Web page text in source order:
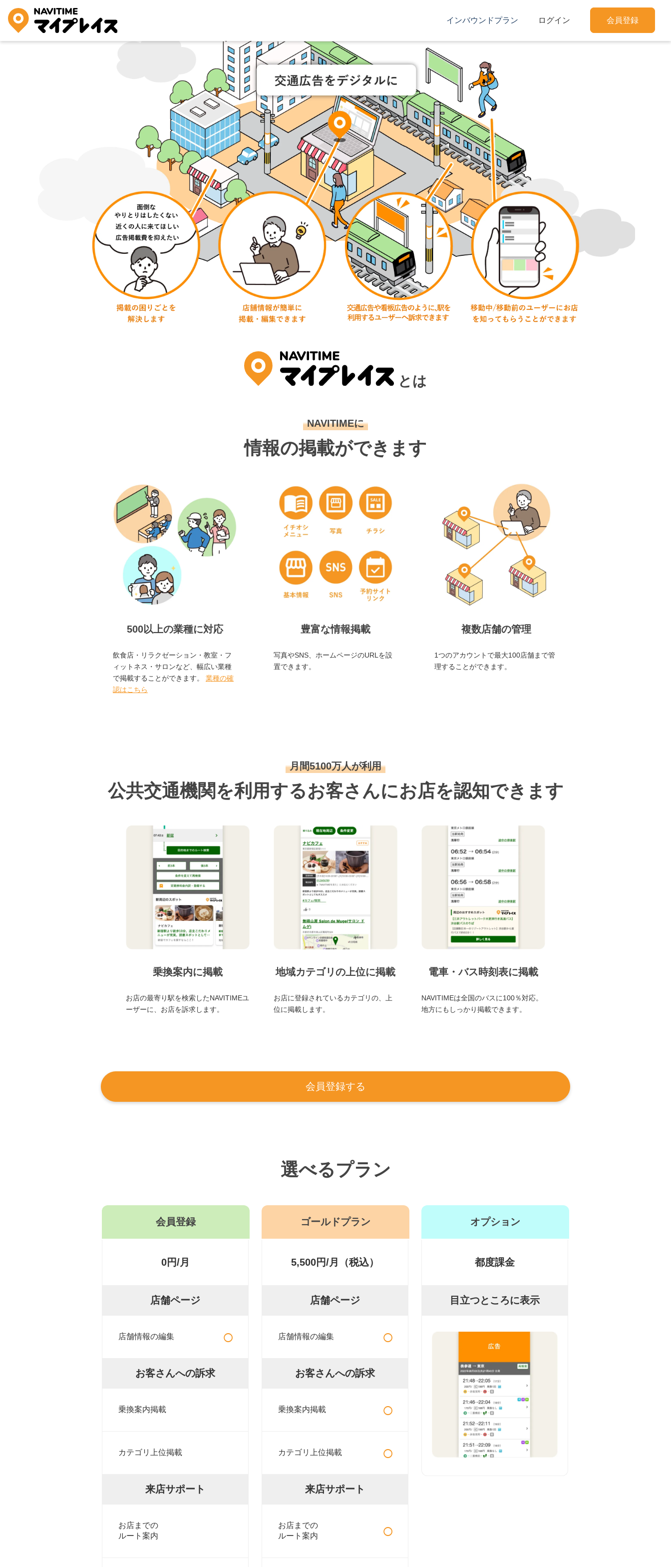
インバウンドプラン ログイン 会員登録
とは
NAVITIMEに
情報の掲載ができます
500以上の業種に対応
飲食店・リラクゼーション・教室・フ
ィットネス・サロンなど、幅広い業種
で掲載することができます。 業種の確
認はこちら
豊富な情報掲載
写真やSNS、ホームページのURLを設
置できます。
複数店舗の管理
1つのアカウントで最大100店舗まで管
理することができます。
月間5100万人が利用
公共交通機関を利用するお客さんにお店を認知できます
乗換案内に掲載
お店の最寄り駅を検索したNAVITIMEユ
ーザーに、お店を訴求します。
地域カテゴリの上位に掲載
お店に登録されているカテゴリの、上
位に掲載します。
電車・バス時刻表に掲載
NAVITIMEは全国のバスに100％対応。
地方にもしっかり掲載できます。
会員登録する
選べるプラン
会員登録
0円/月
店舗ページ
店舗情報の編集 ○
お客さんへの訴求
乗換案内掲載
カテゴリ上位掲載
来店サポート
お店までの
ルート案内
ゴールドプラン
5,500円/月（税込）
店舗ページ
店舗情報の編集 ○
お客さんへの訴求
乗換案内掲載 ○
カテゴリ上位掲載 ○
来店サポート
お店までの
ルート案内
○
オプション
都度課金
目立つところに表示